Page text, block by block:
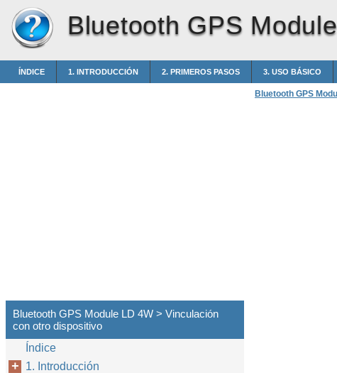
Bluetooth GPS
ÍNDICE 1. INTRODUCCIÓN 2. PRIMEROS PASOS 3. USO BÁSICO
Bluetooth GPS
Bluetooth GPS Module LD 4W > Vinculación
con otro dispositivo
Índice
1. Introducción